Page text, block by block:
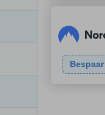
Bespaar